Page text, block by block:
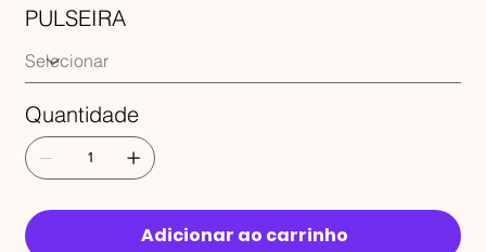
PULSEIRA
Quantidade
Adicionar ao carrinho